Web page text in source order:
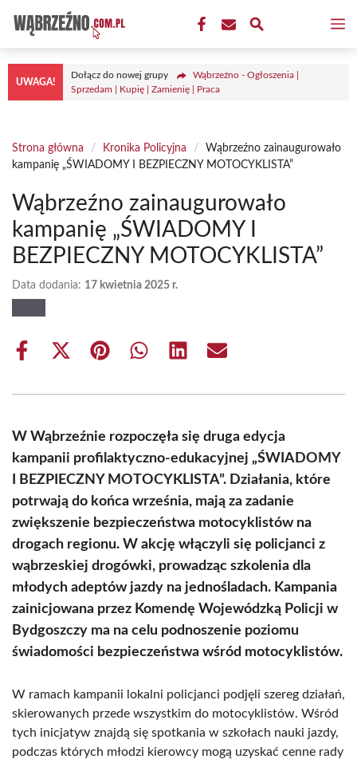
treści
UWAGA!
Dołącz do nowej grupy
Wąbrzeźno - Ogłoszenia |
Sprzedam | Kupię | Zamienię | Praca
Strona główna / Kronika Policyjna /
Wąbrzeźno zainaugurowało
kampanię „ŚWIADOMY I BEZPIECZNY MOTOCYKLISTA”
Wąbrzeźno zainaugurowało
kampanię „ŚWIADOMY I
BEZPIECZNY MOTOCYKLISTA”
Data dodania: 17 kwietnia 2025 r.
Share
Share
(Twitter)
Share Share Share Share
W Wąbrzeźnie rozpoczęła się druga edycja
kampanii profilaktyczno-edukacyjnej „ŚWIADOMY
I BEZPIECZNY MOTOCYKLISTA”. Działania, które
potrwają do końca września, mają za zadanie
zwiększenie bezpieczeństwa motocyklistów na
drogach regionu. W akcję włączyli się policjanci z
wąbrzeskiej drogówki, prowadząc szkolenia dla
młodych adeptów jazdy na jednośladach. Kampania
zainicjowana przez Komendę Wojewódzką Policji w
Bydgoszczy ma na celu podnoszenie poziomu
świadomości bezpieczeństwa wśród motocyklistów.
W ramach kampanii lokalni policjanci podjęli szereg działań,
skierowanych przede wszystkim do motocyklistów. Wśród
tych inicjatyw znajdą się spotkania w szkołach nauki jazdy,
podczas których młodzi kierowcy mogą uzyskać cenne rady